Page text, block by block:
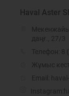
Haval Aster
даңғ., 27/3
Телефон: 8
Жұмыс
Email:
Instagram: